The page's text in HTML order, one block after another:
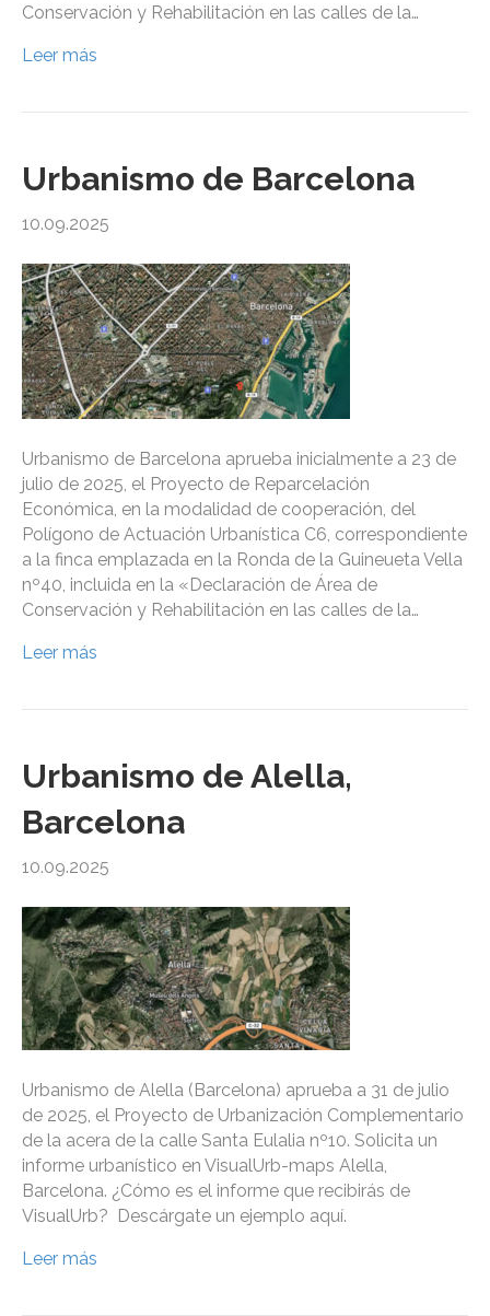
Conservación y Rehabilitación en las calles de la…
Leer más
Urbanismo de Barcelona
10.09.2025
Urbanismo de Barcelona aprueba inicialmente a 23 de
julio de 2025, el Proyecto de Reparcelación
Económica, en la modalidad de cooperación, del
Polígono de Actuación Urbanística C6, correspondiente
a la finca emplazada en la Ronda de la Guineueta Vella
nº40, ​​incluida en la «Declaración de Área de
Conservación y Rehabilitación en las calles de la…
Leer más
Urbanismo de Alella,
Barcelona
10.09.2025
Urbanismo de Alella (Barcelona) aprueba a 31 de julio
de 2025, el Proyecto de Urbanización Complementario
de la acera de la calle Santa Eulalia nº10. Solicita un
informe urbanístico en VisualUrb-maps Alella,
Barcelona. ¿Cómo es el informe que recibirás de
VisualUrb? Descárgate un ejemplo aquí.
Leer más